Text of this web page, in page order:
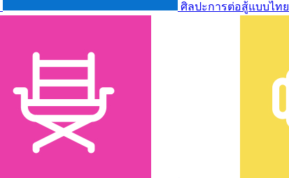
ศิลปะการต่อสู้แบบไทย